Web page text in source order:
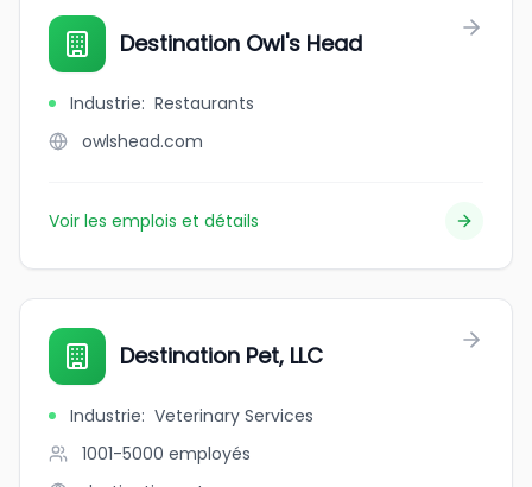
Destination Owl's Head
Industrie: Restaurants
owlshead.com
Voir les emplois et détails
Destination Pet, LLC
Industrie: Veterinary Services
1001-5000 employés